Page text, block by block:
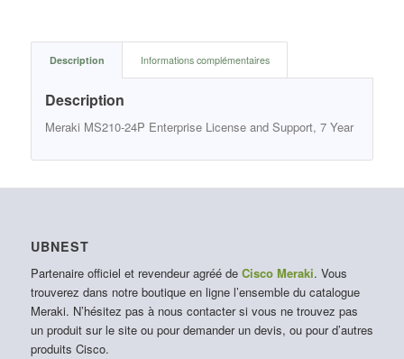
Description Informations complémentaires
Description
Meraki MS210-24P Enterprise License and Support, 7 Year
UBNEST
Partenaire officiel et revendeur agréé de Cisco Meraki. Vous
trouverez dans notre boutique en ligne l’ensemble du catalogue
Meraki. N’hésitez pas à nous contacter si vous ne trouvez pas
un produit sur le site ou pour demander un devis, ou pour d’autres
produits Cisco.